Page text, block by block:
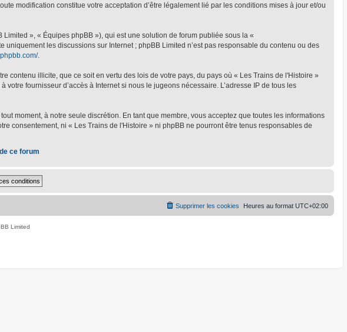
modification constitue votre acceptation d’être légalement lié par les conditions mises à jour et/ou
», « Équipes phpBB »), qui est une solution de forum publiée sous la «
uniquement les discussions sur Internet ; phpBB Limited n’est pas responsable du contenu ou des
.
contenu illicite, que ce soit en vertu des lois de votre pays, du pays où « Les Trains de l'Histoire »
fournisseur d’accès à Internet si nous le jugeons nécessaire. L’adresse IP de tous les
moment, à notre seule discrétion. En tant que membre, vous acceptez que toutes les informations
consentement, ni « Les Trains de l'Histoire » ni phpBB ne pourront être tenus responsables de
ce forum
Heures au format UTC+02:00
Supprimer les cookies
Limited